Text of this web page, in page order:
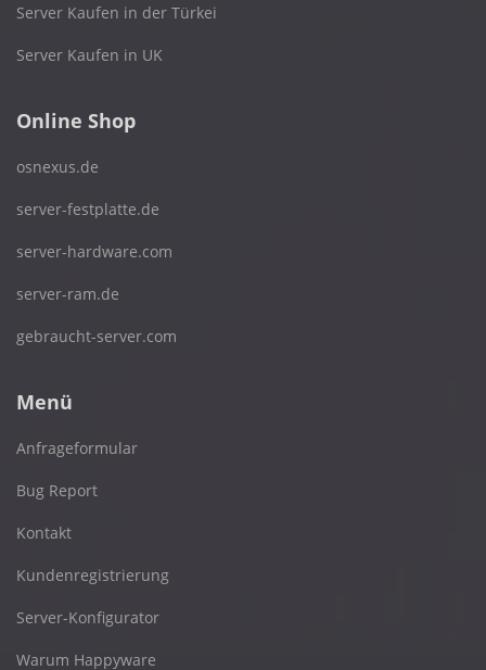
Server Kaufen in der Türkei
Server Kaufen in UK
Online Shop
osnexus.de
server-festplatte.de
server-hardware.com
server-ram.de
gebraucht-server.com
Menü
Anfrageformular
Bug Report
Kontakt
Kundenregistrierung
Server-Konfigurator
Warum Happyware